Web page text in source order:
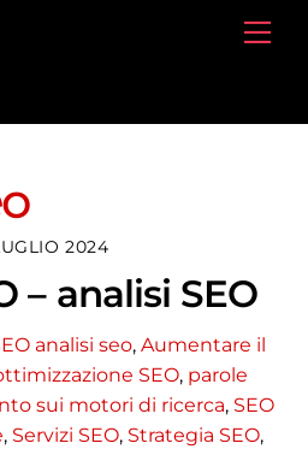
2024
– analisi SEO
analisi seo, Aumentare il
SEO, parole
sui motori di ricerca, SEO
, Servizi SEO, Strategia SEO,